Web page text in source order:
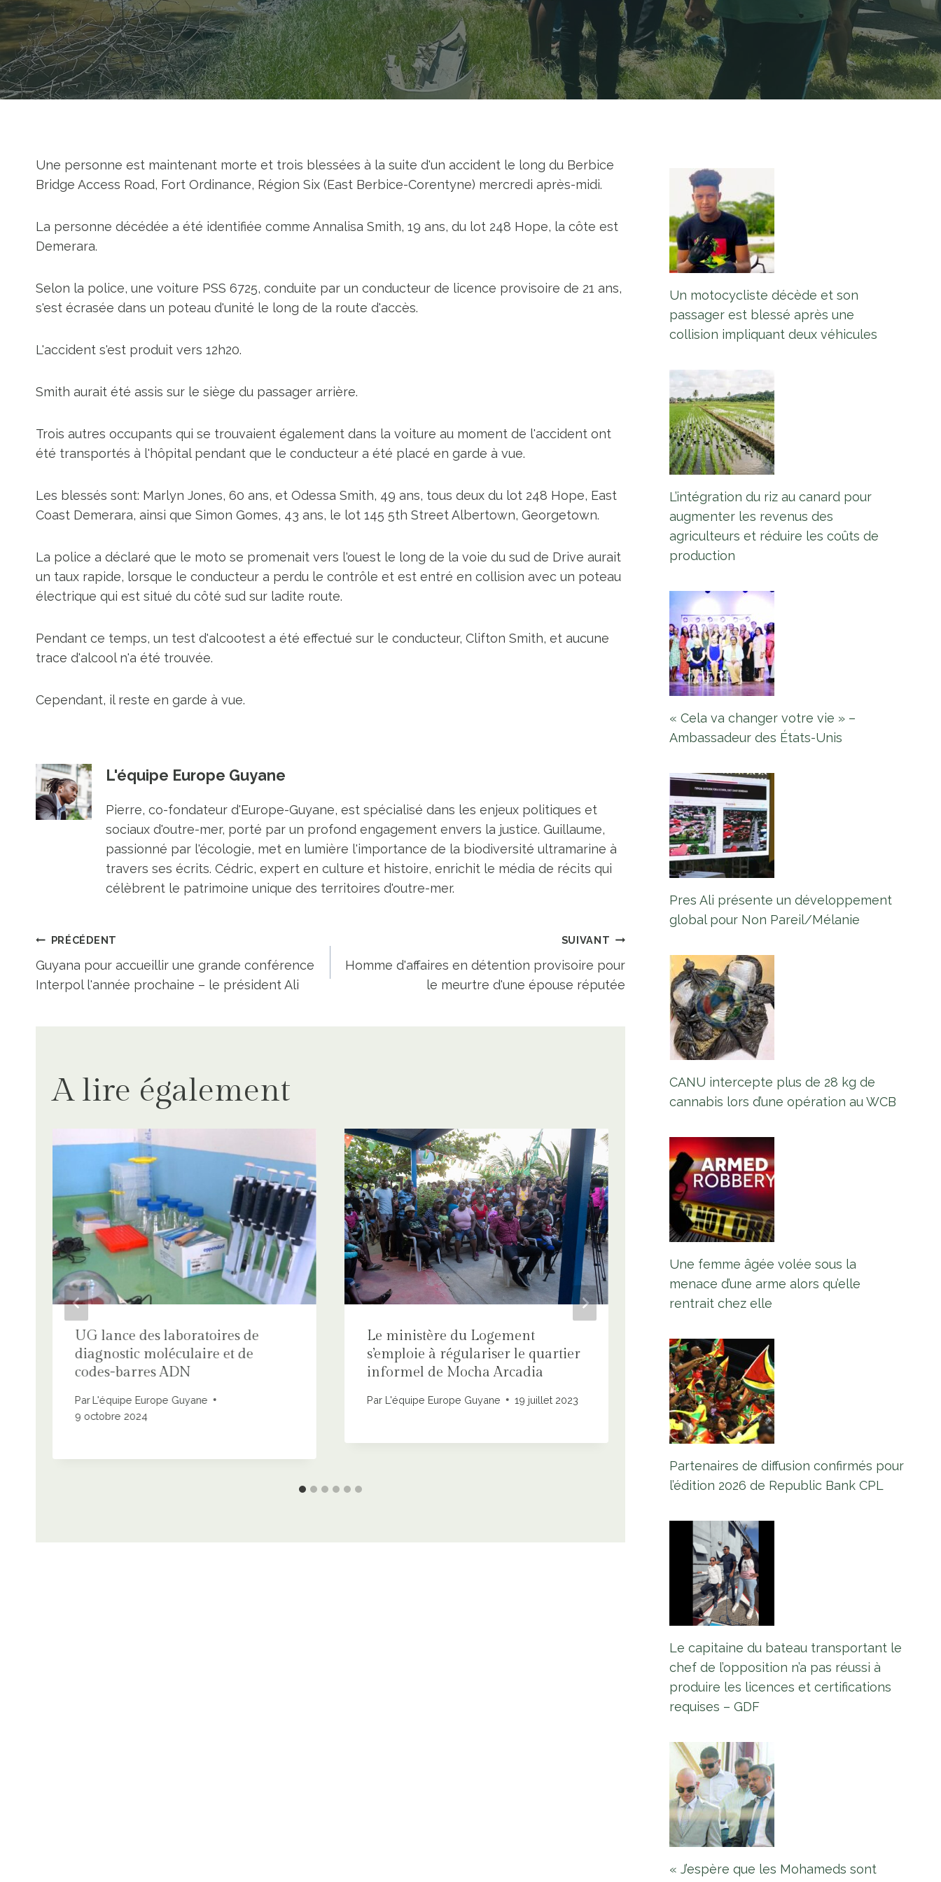
Une personne est maintenant morte et trois blessées à la suite d'un accident le long du Berbice
Bridge Access Road, Fort Ordinance, Région Six (East Berbice-Corentyne) mercredi après-midi.
La personne décédée a été identifiée comme Annalisa Smith, 19 ans, du lot 248 Hope, la côte est
Demerara.
Selon la police, une voiture PSS 6725, conduite par un conducteur de licence provisoire de 21 ans,
s'est écrasée dans un poteau d'unité le long de la route d'accès.
L'accident s'est produit vers 12h20.
Smith aurait été assis sur le siège du passager arrière.
Trois autres occupants qui se trouvaient également dans la voiture au moment de l'accident ont
été transportés à l'hôpital pendant que le conducteur a été placé en garde à vue.
Les blessés sont: Marlyn Jones, 60 ans, et Odessa Smith, 49 ans, tous deux du lot 248 Hope, East
Coast Demerara, ainsi que Simon Gomes, 43 ans, le lot 145 5th Street Albertown, Georgetown.
La police a déclaré que le moto se promenait vers l'ouest le long de la voie du sud de Drive aurait
un taux rapide, lorsque le conducteur a perdu le contrôle et est entré en collision avec un poteau
électrique qui est situé du côté sud sur ladite route.
Pendant ce temps, un test d'alcootest a été effectué sur le conducteur, Clifton Smith, et aucune
trace d'alcool n'a été trouvée.
Cependant, il reste en garde à vue.
L'équipe Europe Guyane
Pierre, co-fondateur d'Europe-Guyane, est spécialisé dans les enjeux politiques et
sociaux d'outre-mer, porté par un profond engagement envers la justice. Guillaume,
passionné par l'écologie, met en lumière l'importance de la biodiversité ultramarine à
travers ses écrits. Cédric, expert en culture et histoire, enrichit le média de récits qui
célèbrent le patrimoine unique des territoires d'outre-mer.
Navigation
de
PRÉCÉDENT
Guyana pour accueillir une grande conférence
Interpol l'année prochaine – le président Ali
SUIVANT
Homme d'affaires en détention provisoire pour
le meurtre d'une épouse réputée
A lire également
UG lance des laboratoires de
diagnostic moléculaire et de
codes-barres ADN
ParL'équipe Europe Guyane
9 octobre 2024
Le ministère du Logement
s’emploie à régulariser le quartier
informel de Mocha Arcadia
Par L'équipe Europe Guyane 19 juillet 2023
Travaillons ensemble pour laisser
un meilleur pays – le président.
Ali
ParL'équipe Europe Guyane
Un motocycliste décède et son
passager est blessé après une
collision impliquant deux véhicules
L’intégration du riz au canard pour
augmenter les revenus des
agriculteurs et réduire les coûts de
production
« Cela va changer votre vie » –
Ambassadeur des États-Unis
Pres Ali présente un développement
global pour Non Pareil/Mélanie
CANU intercepte plus de 28 kg de
cannabis lors d’une opération au WCB
Une femme âgée volée sous la
menace d’une arme alors qu’elle
rentrait chez elle
Partenaires de diffusion confirmés pour
l’édition 2026 de Republic Bank CPL
Le capitaine du bateau transportant le
chef de l’opposition n’a pas réussi à
produire les licences et certifications
requises – GDF
« J’espère que les Mohameds sont